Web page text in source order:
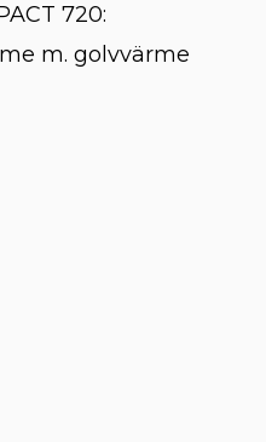
720:
m. golvvärme